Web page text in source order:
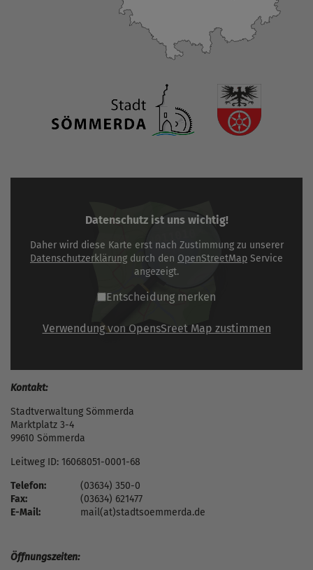
Datenschutz ist uns wichtig!
Daher wird diese Karte erst nach Zustimmung zu unserer
Datenschutzerklärung durch den OpenStreetMap Service
angezeigt.
Entscheidung merken
Verwendung von OpensSreet Map zustimmen
Kontakt:
Stadtverwaltung Sömmerda
Marktplatz 3-4
99610 Sömmerda
Leitweg ID: 16068051-0001-68
Telefon:
(03634) 350-0
Fax:
(03634) 621477
E-Mail:
mail(at)stadtsoemmerda.de
Öffnungszeiten: